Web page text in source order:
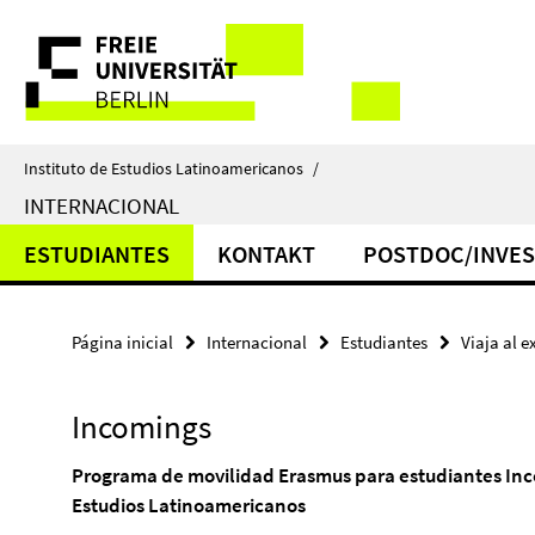
direkt
Inhalt
Herramientas
de
navegación
Instituto de Estudios Latinoamericanos /
INTERNACIONAL
ESTUDIANTES KONTAKT POSTDOC/
Página inicial Internacional Estudiantes Viaja al
Incomings
Programa de movilidad Erasmus para estudiantes
Estudios Latinoamericanos